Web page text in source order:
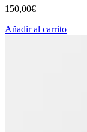
150,00€
Añadir al carrito